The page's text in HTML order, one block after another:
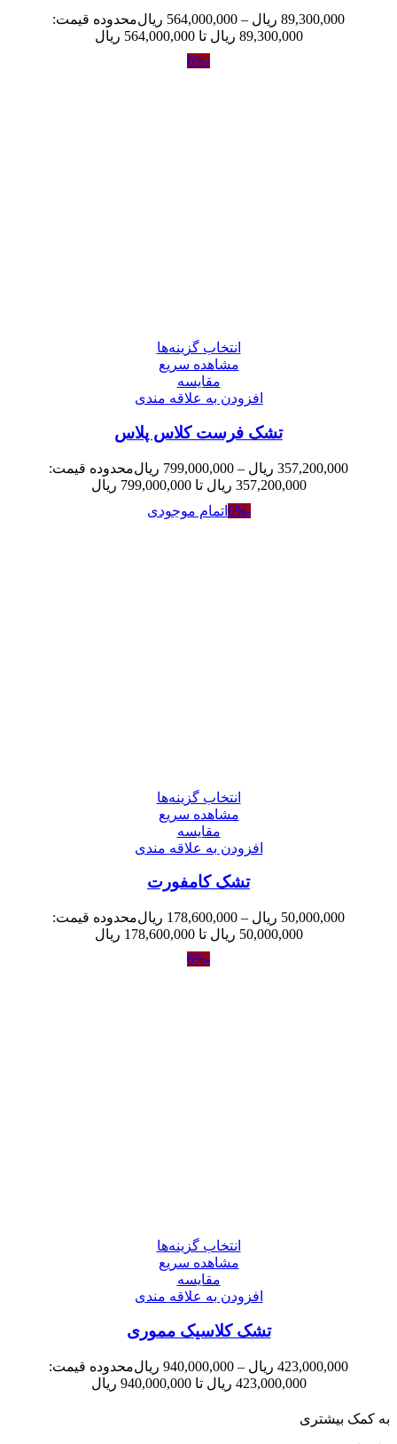
89,300,000 ریال –
564,000,000 ریالمحدوده قیمت:
89,300,000 ریال تا 564,000,000 ریال
-6%
انتخاب گزینه‌ها
مشاهده سریع
مقایسه
افزودن به علاقه مندی
تشک فرست کلاس پلاس
357,200,000 ریال –
799,000,000 ریالمحدوده قیمت:
357,200,000 ریال تا 799,000,000 ریال
-6%
اتمام موجودی
انتخاب گزینه‌ها
مشاهده سریع
مقایسه
افزودن به علاقه مندی
تشک کامفورت
50,000,000 ریال –
178,600,000 ریالمحدوده قیمت:
50,000,000 ریال تا 178,600,000 ریال
-6%
انتخاب گزینه‌ها
مشاهده سریع
مقایسه
افزودن به علاقه مندی
تشک کلاسیک مموری
423,000,000 ریال –
940,000,000 ریالمحدوده قیمت:
423,000,000 ریال تا 940,000,000 ریال
به کمک بیشتری